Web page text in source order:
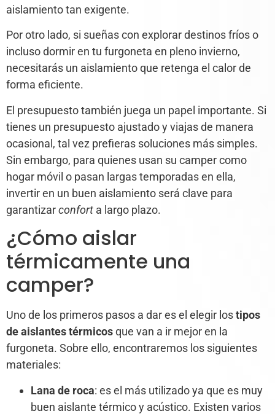
aislamiento tan exigente.
Por otro lado, si sueñas con explorar destinos fríos o
incluso dormir en tu furgoneta en pleno invierno,
necesitarás un aislamiento que retenga el calor de
forma eficiente.
El presupuesto también juega un papel importante. Si
tienes un presupuesto ajustado y viajas de manera
ocasional, tal vez prefieras soluciones más simples.
Sin embargo, para quienes usan su camper como
hogar móvil o pasan largas temporadas en ella,
invertir en un buen aislamiento será clave para
garantizarconfort a largo plazo.
¿Cómo aislar
térmicamente una
camper?
Uno de los primeros pasos a dar es el elegir lostipos
de aislantes térmicosque van a ir mejor en la
furgoneta. Sobre ello, encontraremos los siguientes
materiales:
Lana de roca: es el más utilizado ya que es muy
buen aislante térmico y acústico. Existen varios